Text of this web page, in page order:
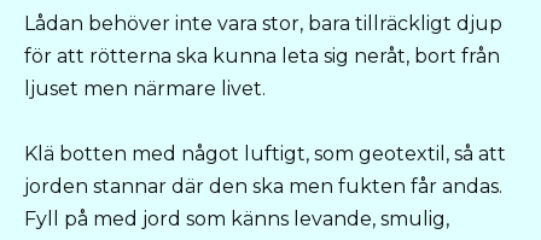
Lådan behöver inte vara stor, bara tillräckligt djup
för att rötterna ska kunna leta sig neråt, bort från
ljuset men närmare livet.
Klä botten med något luftigt, som geotextil, så att
jorden stannar där den ska men fukten får andas.
Fyll på med jord som känns levande, smulig,